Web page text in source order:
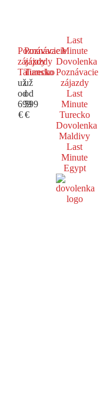
Poznávacie
zájazdy
Taliansko
už
od
699
€
Poznávacie
zájazdy
Turecko
už
od
599
€
Last
Minute
Dovolenka
Poznávacie
zájazdy
Last
Minute
Turecko
Dovolenka
Maldivy
Last
Minute
Egypt